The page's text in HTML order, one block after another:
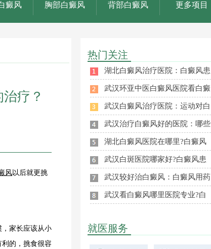
癜风 胸部白癜风 背部白癜风 更多项目
疗？
风以后就更挑
家长应该从小
的，挑食很容
热门关注
湖北白癜风治疗医院：白癜风患
武汉环亚中医白癜风医院看白癜
武汉白癜风治疗医院：运动对白
武汉治疗白癜风好的医院：哪些
湖北白癜风医院在哪里?白癜风
武汉白斑医院哪家好?白癜风患
武汉较好治白癜风：白癜风用药
武汉看白癜风哪里医院专业?白
就医服务